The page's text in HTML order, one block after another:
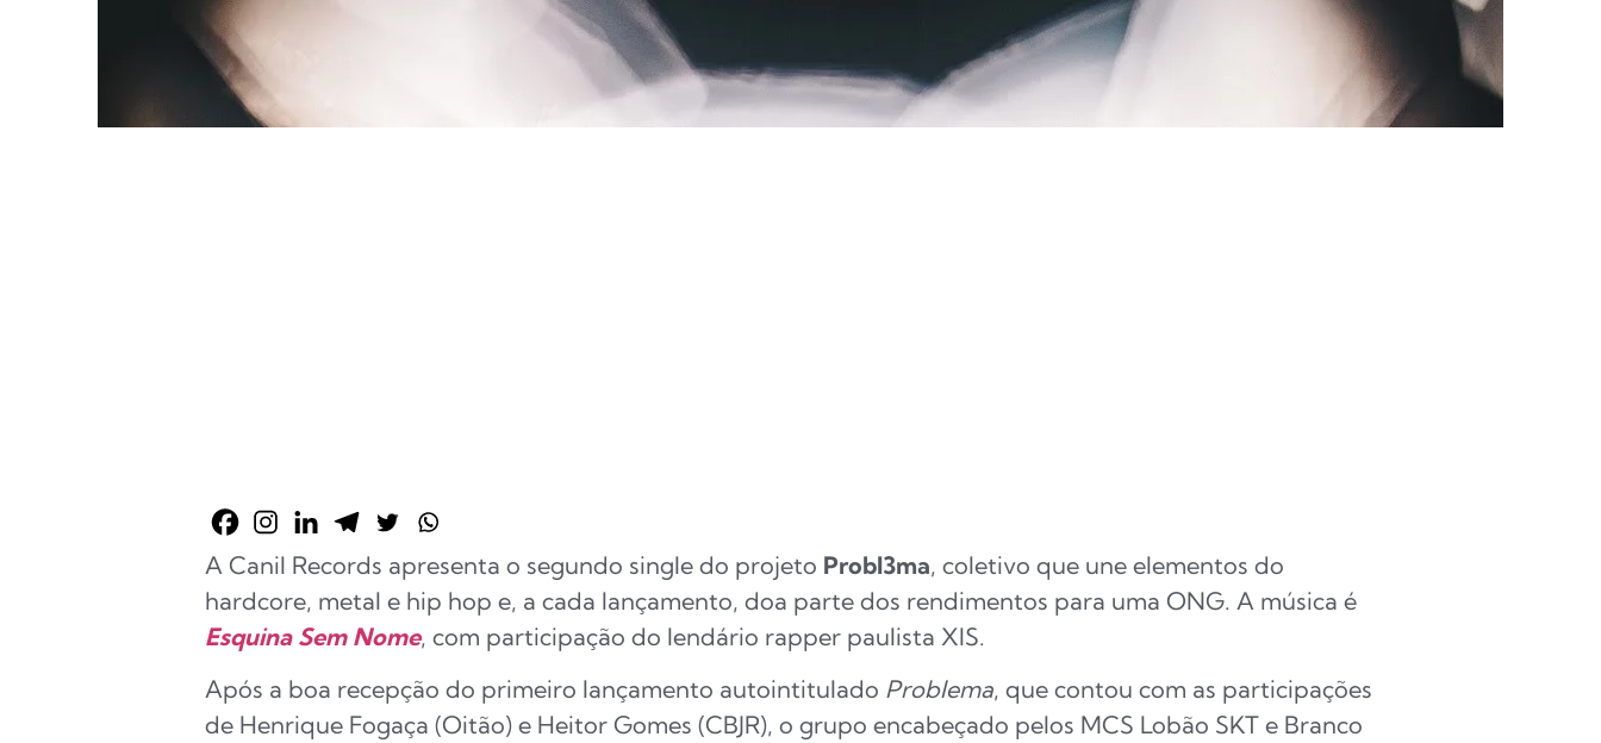
A Canil Records apresenta o segundo single do projeto Probl3ma, coletivo que une elementos do
hardcore, metal e hip hop e, a cada lançamento, doa parte dos rendimentos para uma ONG. A música é
Esquina Sem Nome, com participação do lendário rapper paulista XIS.
Após a boa recepção do primeiro lançamento autointitulado Problema, que contou com as participações
de Henrique Fogaça (Oitão) e Heitor Gomes (CBJR), o grupo encabeçado pelos MCS Lobão SKT e Branco